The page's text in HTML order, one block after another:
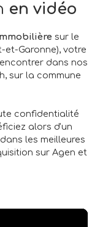
en vidéo
sur le
Garonne), votre
dans nos
sur la commune
confidentialité
alors d'un
les meilleures
sur Agen et